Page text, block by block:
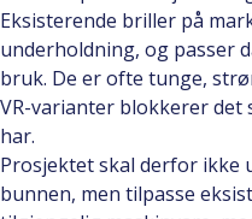
Eksisterende briller på
underholdning, og passer
bruk. De er ofte tunge,
VR-varianter blokkerer
har.
Prosjektet skal derfor ikke
bunnen, men tilpasse